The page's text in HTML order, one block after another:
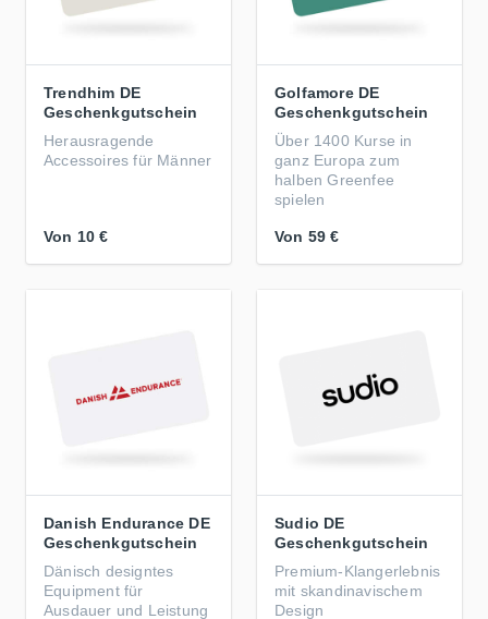
Trendhim DE
Geschenkgutschein
Herausragende
Accessoires für Männer
Von 10 €
Golfamore DE
Geschenkgutschein
Über 1400 Kurse in
ganz Europa zum
halben Greenfee
spielen
Von 59 €
Danish Endurance DE
Geschenkgutschein
Dänisch designtes
Equipment für
Ausdauer und Leistung
Sudio DE
Geschenkgutschein
Premium-Klangerlebnis
mit skandinavischem
Design